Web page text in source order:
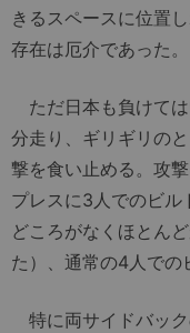
きるスペースに位置
存在は厄介であった。
ただ日本も負けて
分走り、ギリギリの
撃を食い止める。攻
プレスに3人でのビル
どころがなくほとん
た）、通常の4人での
特に両サイドバッ